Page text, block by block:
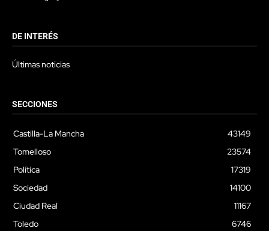
DE INTERÉS
Últimas noticias
SECCIONES
Castilla-La Mancha
43149
Tomelloso
23574
Política
17319
Sociedad
14100
Ciudad Real
11167
Toledo
6746